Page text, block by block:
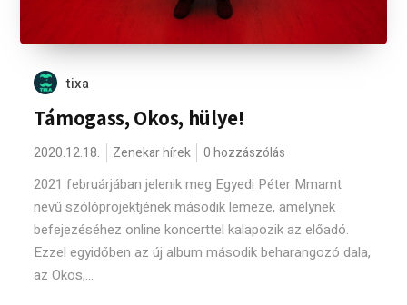
tixa
Támogass, Okos, hülye!
2020.12.18. Zenekar hírek 0 hozzászólás
2021 februárjában jelenik meg Egyedi Péter Mmamt
nevű szólóprojektjének második lemeze, amelynek
befejezéséhez online koncerttel kalapozik az előadó.
Ezzel egyidőben az új album második beharangozó dala,
az Okos,...